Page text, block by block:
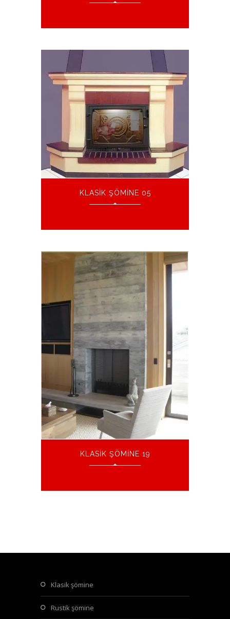
KLASIK ŞÖMINE 05
KLASIK ŞÖMINE 19
klasik şömine
rustik şömine